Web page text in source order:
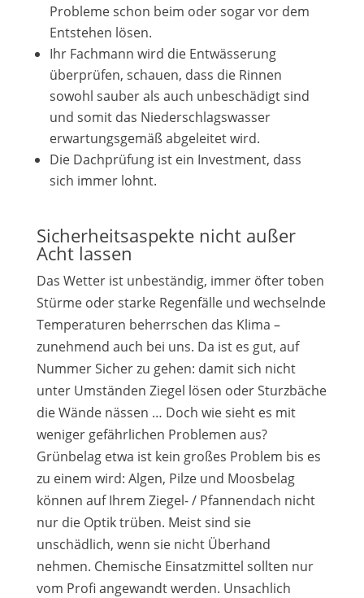
Probleme schon beim oder sogar vor dem
Entstehen lösen.
Ihr Fachmann wird die Entwässerung
überprüfen, schauen, dass die Rinnen
sowohl sauber als auch unbeschädigt sind
und somit das Niederschlagswasser
erwartungsgemäß abgeleitet wird.
Die Dachprüfung ist ein Investment, dass
sich immer lohnt.
Sicherheitsaspekte nicht außer
Acht lassen
Das Wetter ist unbeständig, immer öfter toben
Stürme oder starke Regenfälle und wechselnde
Temperaturen beherrschen das Klima –
zunehmend auch bei uns. Da ist es gut, auf
Nummer Sicher zu gehen: damit sich nicht
unter Umständen Ziegel lösen oder Sturzbäche
die Wände nässen … Doch wie sieht es mit
weniger gefährlichen Problemen aus?
Grünbelag etwa ist kein großes Problem bis es
zu einem wird: Algen, Pilze und Moosbelag
können auf Ihrem Ziegel- / Pfannendach nicht
nur die Optik trüben. Meist sind sie
unschädlich, wenn sie nicht Überhand
nehmen. Chemische Einsatzmittel sollten nur
vom Profi angewandt werden. Unsachlich